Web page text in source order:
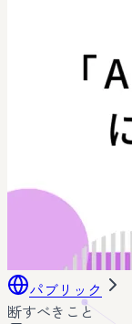
パブリック
断すべきこと